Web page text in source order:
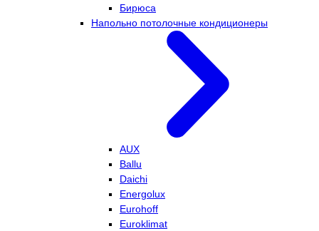
Бирюса
Напольно потолочные кондиционеры
AUX
Ballu
Daichi
Energolux
Eurohoff
Euroklimat